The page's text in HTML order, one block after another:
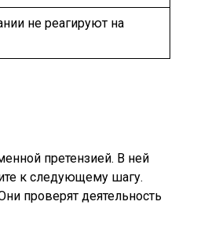
не реагируют на
претензией. В ней
к следующему шагу.
проверят деятельность